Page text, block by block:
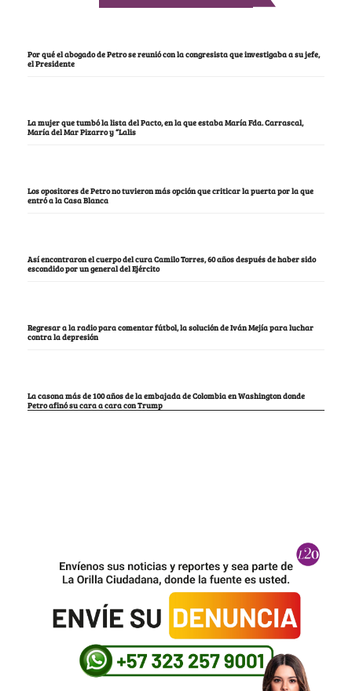
Por qué el abogado de Petro se reunió con la congresista que investigaba a su jefe,
el Presidente
La mujer que tumbó la lista del Pacto, en la que estaba María Fda. Carrascal,
María del Mar Pizarro y “Lalis
Los opositores de Petro no tuvieron más opción que criticar la puerta por la que
entró a la Casa Blanca
Así encontraron el cuerpo del cura Camilo Torres, 60 años después de haber sido
escondido por un general del Ejército
Regresar a la radio para comentar fútbol, la solución de Iván Mejía para luchar
contra la depresión
La casona más de 100 años de la embajada de Colombia en Washington donde
Petro afinó su cara a cara con Trump